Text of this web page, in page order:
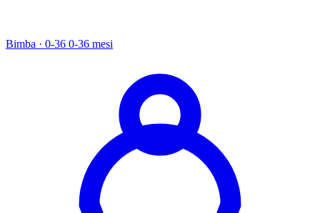
Bimba · 0-36 0-36 mesi